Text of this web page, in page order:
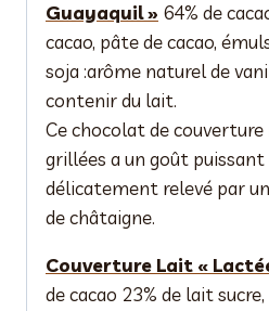
Guayaquil » 64% de
cacao, pâte de cacao,
soja :arôme naturel de
contenir du lait.
Ce chocolat de
grillées a un goût puissant
délicatement relevé par
de châtaigne.
Couverture Lait «
de cacao 23% de lait